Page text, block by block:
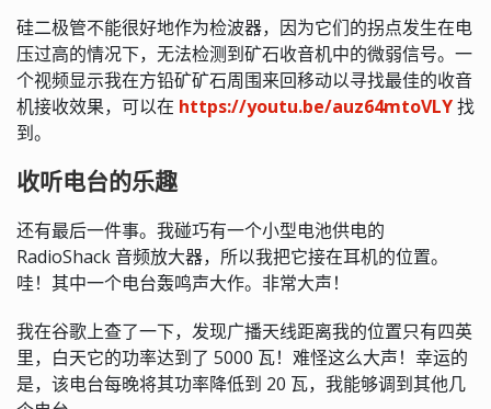
硅二极管不能很好地作为检波器，因为它们的拐点发生在电
压过高的情况下，无法检测到矿石收音机中的微弱信号。一
个视频显示我在方铅矿矿石周围来回移动以寻找最佳的收音
机接收效果，可以在 https://youtu.be/auz64mtoVLY找
到。
收听电台的乐趣
还有最后一件事。我碰巧有一个小型电池供电的
RadioShack 音频放大器，所以我把它接在耳机的位置。
哇！其中一个电台轰鸣声大作。非常大声！
我在谷歌上查了一下，发现广播天线距离我的位置只有四英
里，白天它的功率达到了 5000 瓦！难怪这么大声！幸运的
是，该电台每晚将其功率降低到 20 瓦，我能够调到其他几